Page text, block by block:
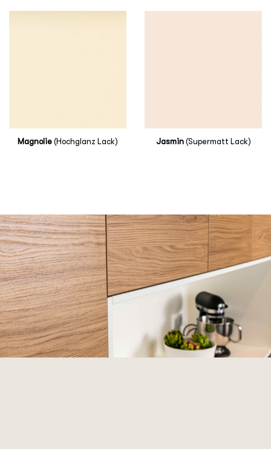
Magnolie (Hochglanz Lack) Jasmin(Supermatt Lack)